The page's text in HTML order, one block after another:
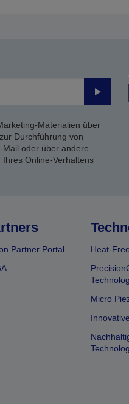
Senden
Materialien über
Durchführung von
oder über andere
Online-Verhaltens
Partner Portal
Heat-
Micro